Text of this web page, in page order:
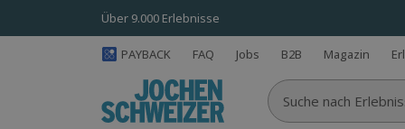
Über 9.000 Erlebnisse
PAYBACK FAQ Jobs B2B Magazin
Suche nach